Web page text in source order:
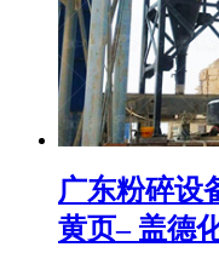
广东粉碎设
黄页– 盖德